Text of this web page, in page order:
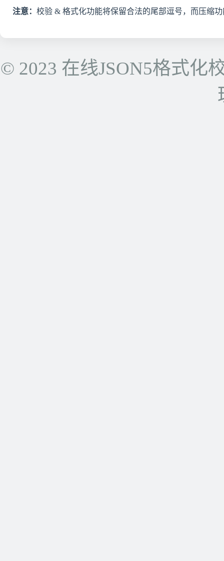
注意： 校验 & 格式化功能将保留合法的尾部逗号，而压缩
© 2023 在线JSON5格式化